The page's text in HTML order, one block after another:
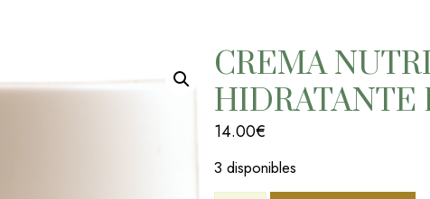
CREMA
HIDRATANTE
14.00€
3 disponibles